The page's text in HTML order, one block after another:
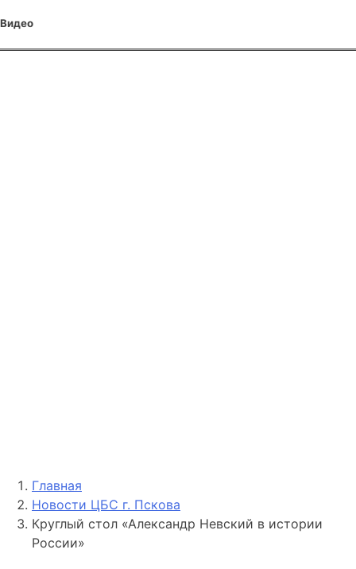
Видео
Главная
Новости ЦБС г. Пскова
Круглый стол «Александр Невский в истории
России»